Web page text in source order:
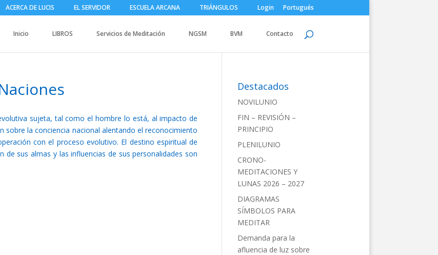
ACERCA DE LUCIS EL SERVIDOR ESCUELA ARCANA TRIÁNGULOS Login Portugués
Inicio LIBROS Servicios de Meditación NGSM BVM Contacto
sujeta, tal como el hombre lo está, al impacto de
sobre la conciencia nacional alentando el reconocimiento
con el proceso evolutivo. El destino espiritual de
de sus almas y las influencias de sus personalidades son
Destacados
NOVILUNIO
FIN – REVISIÓN –
PRINCIPIO
PLENILUNIO
CRONO-
MEDITACIONES Y
LUNAS 2026 – 2027
DIAGRAMAS
SÍMBOLOS PARA
MEDITAR
Demanda para la
afluencia de luz sobre